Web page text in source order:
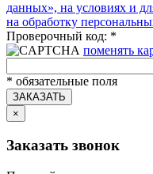
данных», на условиях и
на обработку
Проверочный код: *
поменять
* обязательные поля
ЗАКАЗАТЬ
×
Заказать звонок